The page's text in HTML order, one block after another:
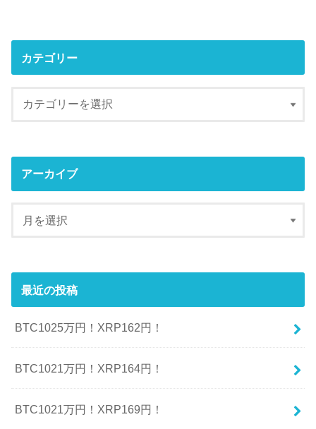
カテゴリー
アーカイブ
最近の投稿
BTC1025万円！XRP162円！
BTC1021万円！XRP164円！
BTC1021万円！XRP169円！